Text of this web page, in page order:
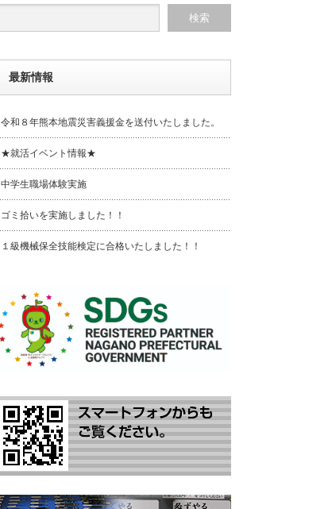
最新情報
令和８年熊本地震災害義援金を送付いたしました。
★就活イベント情報★
中学生職場体験実施
ゴミ拾いを実施しました！！
１級機械保全技能検定に合格いたしました！！